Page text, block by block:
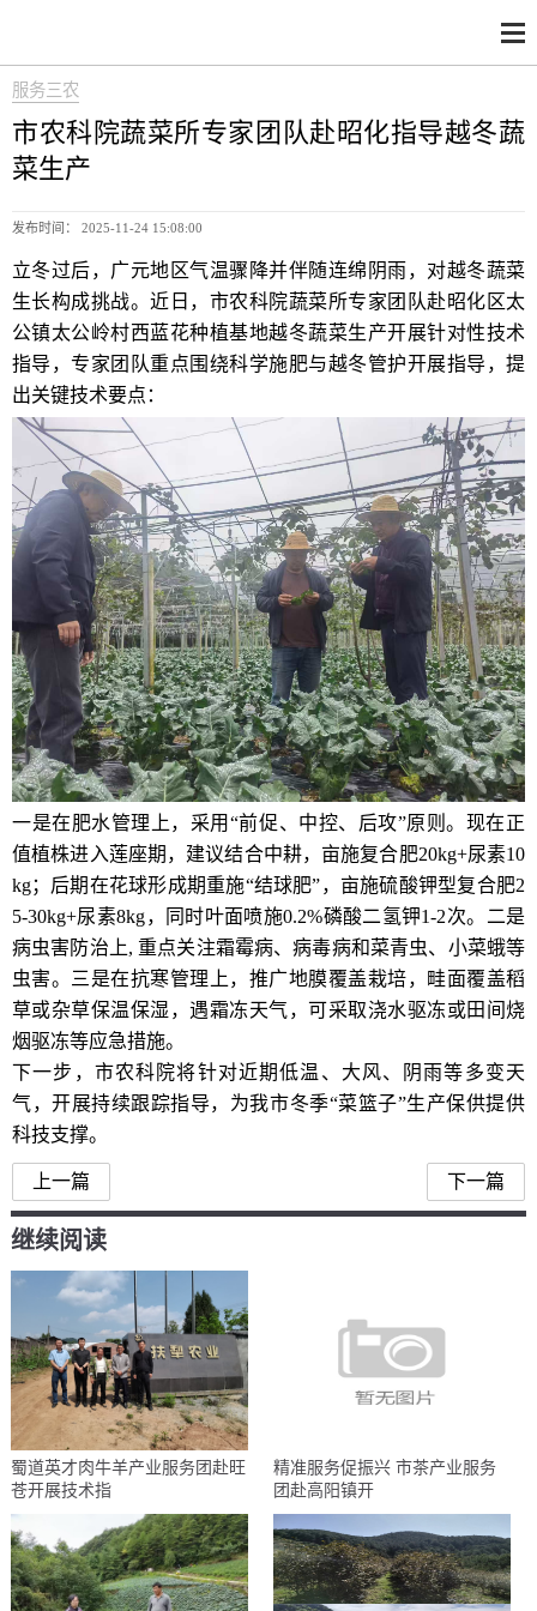
服务三农
市农科院蔬菜所专家团队赴昭化指导越冬蔬
菜生产
发布时间： 2025-11-24 15:08:00
立冬过后，广元地区气温骤降并伴随连绵阴雨，对越冬蔬菜
生长构成挑战。近日，市农科院蔬菜所专家团队赴昭化区太
公镇太公岭村西蓝花种植基地越冬蔬菜生产开展针对性技术
指导，专家团队重点围绕科学施肥与越冬管护开展指导，提
出关键技术要点：
一是在肥水管理上，采用“前促、中控、后攻”原则。现在正
值植株进入莲座期，建议结合中耕，亩施复合肥20kg+尿素10
kg；后期在花球形成期重施“结球肥”，亩施硫酸钾型复合肥2
5-30kg+尿素8kg，同时叶面喷施0.2%磷酸二氢钾1-2次。二是
病虫害防治上, 重点关注霜霉病、病毒病和菜青虫、小菜蛾等
虫害。三是在抗寒管理上，推广地膜覆盖栽培，畦面覆盖稻
草或杂草保温保湿，遇霜冻天气，可采取浇水驱冻或田间烧
烟驱冻等应急措施。
下一步，市农科院将针对近期低温、大风、阴雨等多变天
气，开展持续跟踪指导，为我市冬季“菜篮子”生产保供提供
科技支撑。
上一篇 下一篇
继续阅读
蜀道英才肉牛羊产业服务团赴旺
苍开展技术指
精准服务促振兴 市茶产业服务
团赴高阳镇开